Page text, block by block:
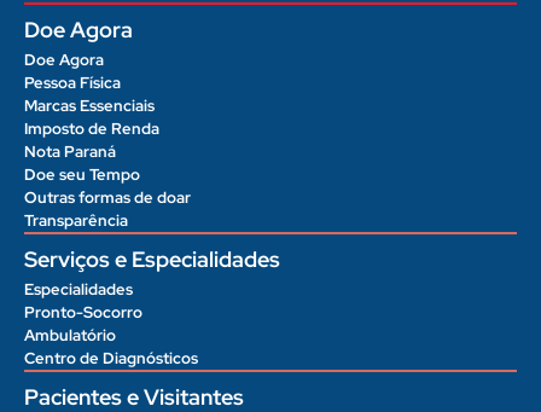
Doe Agora
Doe Agora
Pessoa Física
Marcas Essenciais
Imposto de Renda
Nota Paraná
Doe seu Tempo
Outras formas de doar
Transparência
Serviços e Especialidades
Especialidades
Pronto-Socorro
Ambulatório
Centro de Diagnósticos
Pacientes e Visitantes